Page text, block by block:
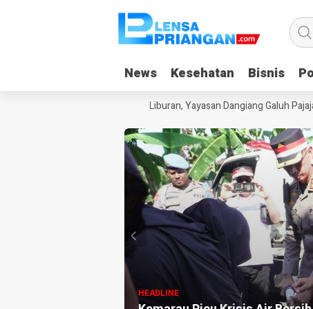
News Kesehatan Bisnis
News Kesehatan Bisnis
Anak Kecanduan Gadget Saat Liburan, Yayasan Dangiang Galuh